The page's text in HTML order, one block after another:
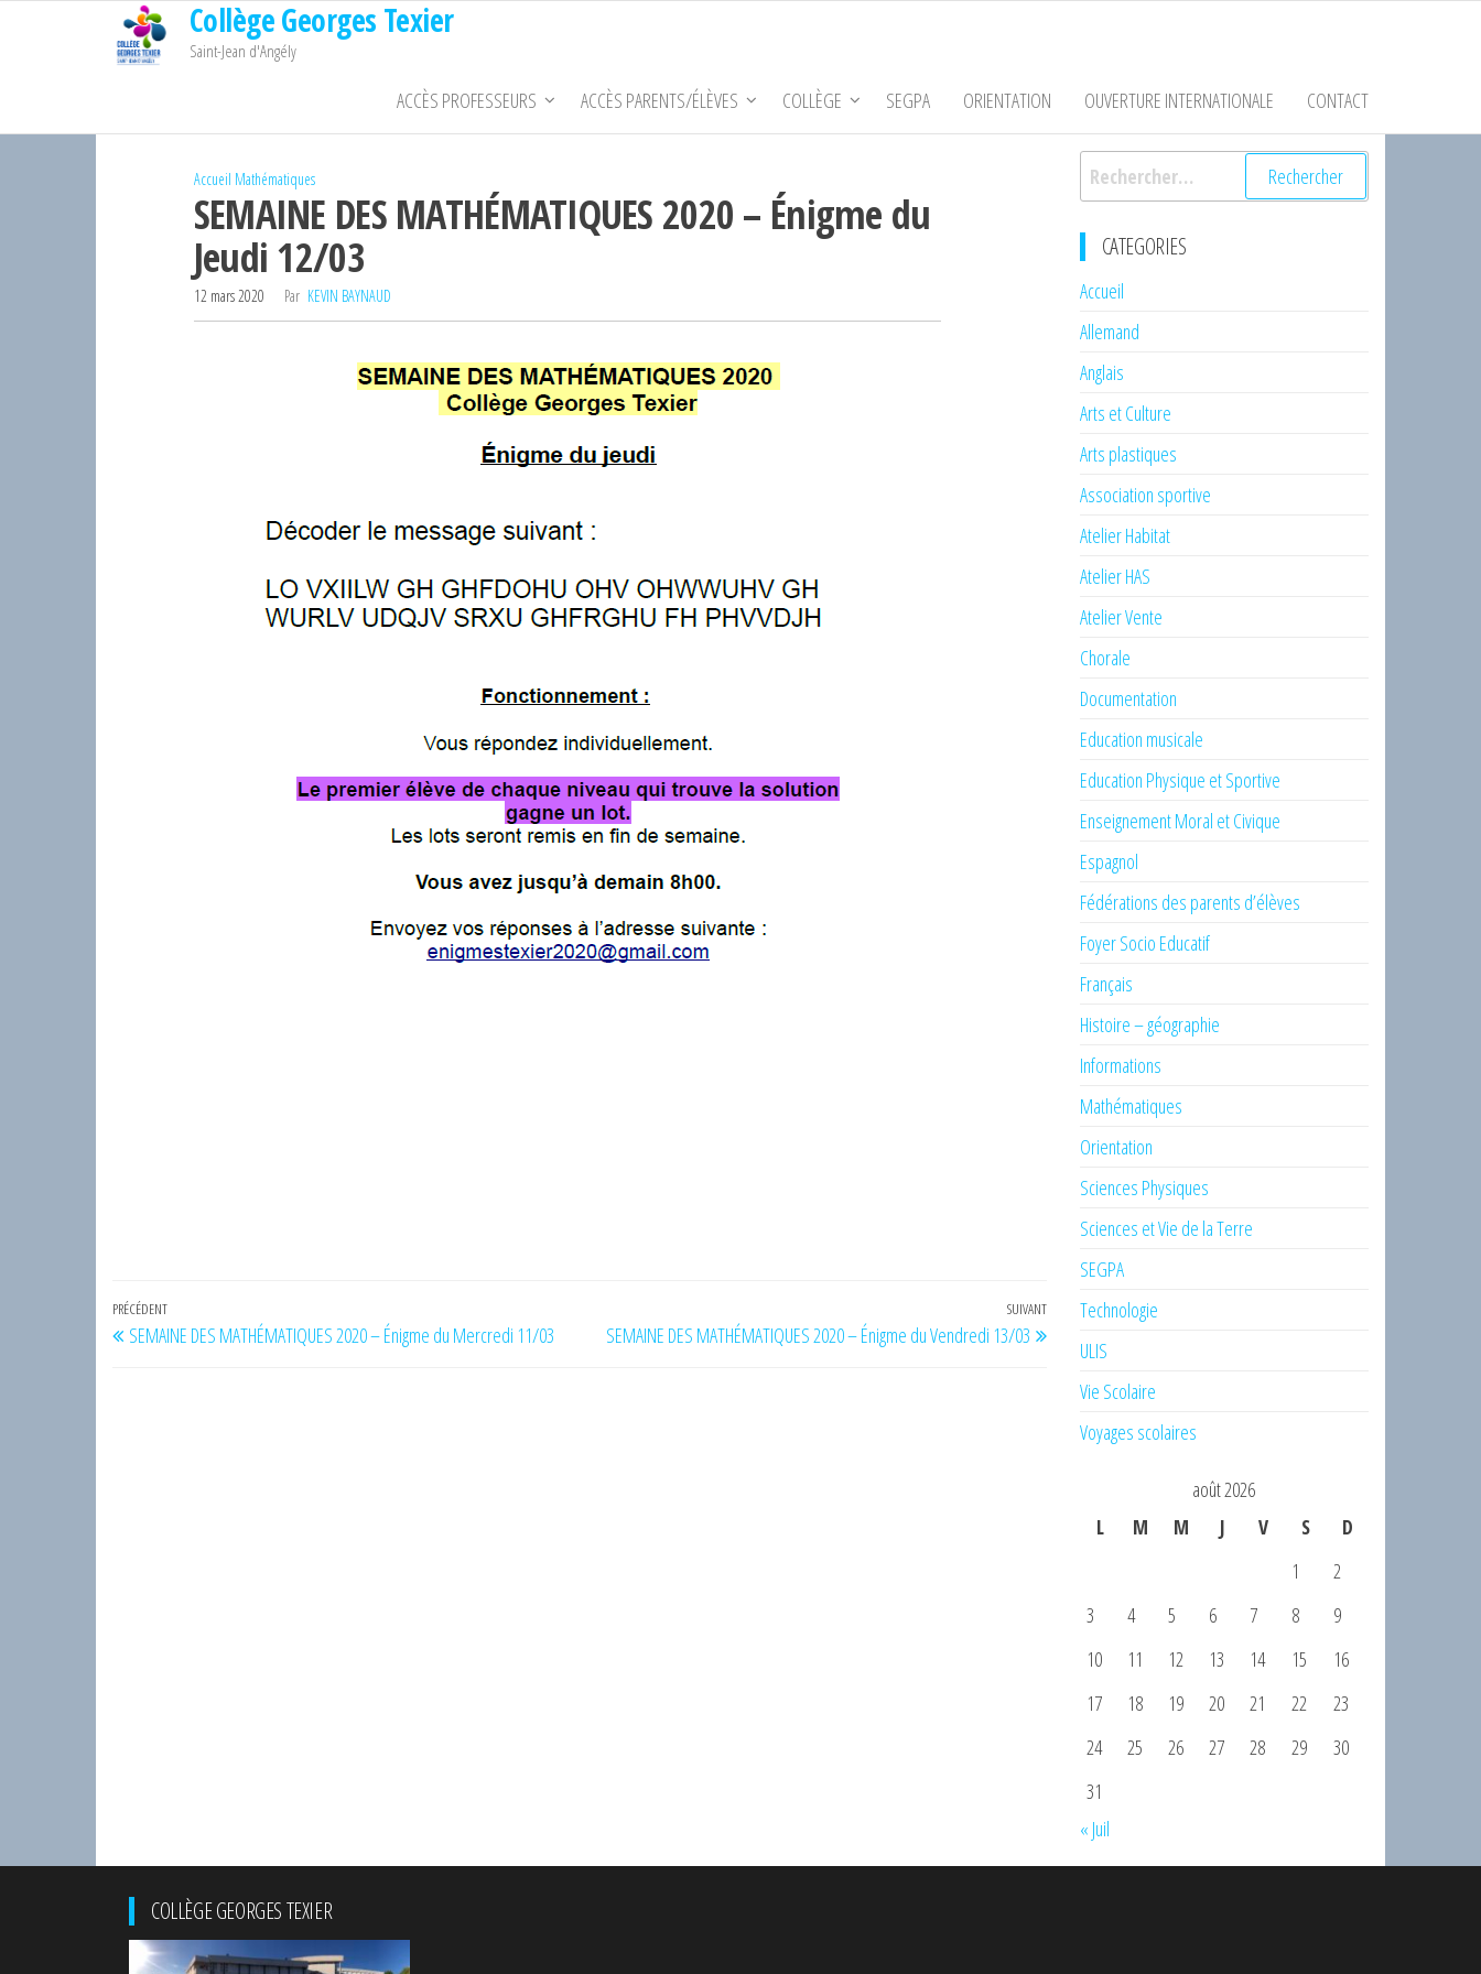
Collège Georges Texier
Saint-Jean d'Angély
ACCÈS PROFESSEURS ACCÈS PARENTS/ÉLÈVES COLLÈGE SEGPA ORIENTATION OUVERTURE INTERNATIONALE CONTACT
Accueil Mathématiques
SEMAINE DES MATHÉMATIQUES 2020 – Énigme du
Jeudi 12/03
12 mars 2020 Par KEVIN BAYNAUD
Navigation
de
Article
précédent
PRÉCÉDENT
SEMAINE DES MATHÉMATIQUES 2020 – Énigme du Mercredi 11/03
Article
suivant
SUIVANT
SEMAINE DES MATHÉMATIQUES 2020 – Énigme du Vendredi 13/03
Rechercher :
CATEGORIES
Accueil
Allemand
Anglais
Arts et Culture
Arts plastiques
Association sportive
Atelier Habitat
Atelier HAS
Atelier Vente
Chorale
Documentation
Education musicale
Education Physique et Sportive
Enseignement Moral et Civique
Espagnol
Fédérations des parents d’élèves
Foyer Socio Educatif
Français
Histoire – géographie
Informations
Mathématiques
Orientation
Sciences Physiques
Sciences et Vie de la Terre
SEGPA
Technologie
ULIS
Vie Scolaire
Voyages scolaires
août 2026
L
M M J V S
D
1
2
3
4 5 6 7 8
9
10
11 12 13 14 15
16
17
18 19 20 21 22
23
24
25 26 27 28 29
30
31
« Juil
COLLÈGE GEORGES TEXIER